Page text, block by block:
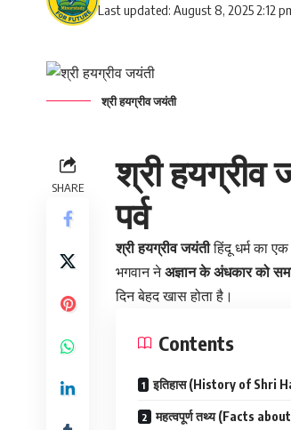
Last updated: August 8, 2025 2:12
श्री हयग्रीव जयंती
SHARE
श्री हयग्रीव
पर्व
श्री हयग्रीव जयंती हिंदू धर्म का
भगवान नेअज्ञान के अंधकार को
दिन बेहद खास होता है।
Contents
इतिहास (History of Shri
महत्वपूर्ण तथ्य (Facts